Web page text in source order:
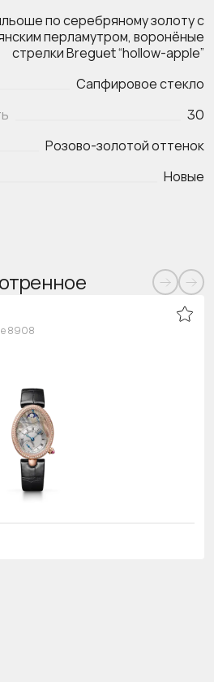
по серебряному золоту с
перламутром, воронёные
стрелки Breguet “hollow-apple”
Сапфировое стекло
30
Розово-золотой оттенок
Новые
8908